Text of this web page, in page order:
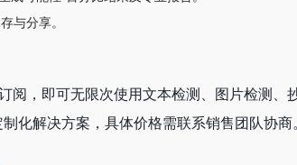
与分享。
，即可无限次使用文本检测、图片检测、
化解决方案，具体价格需联系销售团队协商。